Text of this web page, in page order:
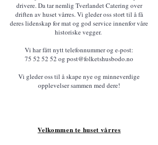
drivere. Da tar nemlig Tverlandet Catering over
driften av huset vårres. Vi gleder oss stort til å få
deres lidenskap for mat og god service innenfor våre
historiske vegger.
Vi har fått nytt telefonnummer og e-post:
75 52 52 52 og post@folketshusbodo.no
Vi gleder oss til å skape nye og minneverdige
opplevelser sammen med dere!
Velkommen te huset vårres